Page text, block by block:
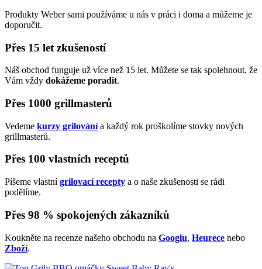
Produkty Weber sami používáme u nás v práci i doma a můžeme je
doporučit.
Přes 15 let zkušeností
Náš obchod funguje už více než 15 let. Můžete se tak spolehnout, že
Vám vždy dokážeme poradit.
Přes 1000 grillmasterů
Vedeme kurzy grilovánía každý rok proškolíme stovky nových
grillmasterů.
Přes 100 vlastních receptů
Píšeme vlastnígrilovací recepty a o naše zkušenosti se rádi
podělíme.
Přes 98 % spokojených zákazníků
Koukněte na recenze našeho obchodu na Googlu, Heurece nebo
Zboží.